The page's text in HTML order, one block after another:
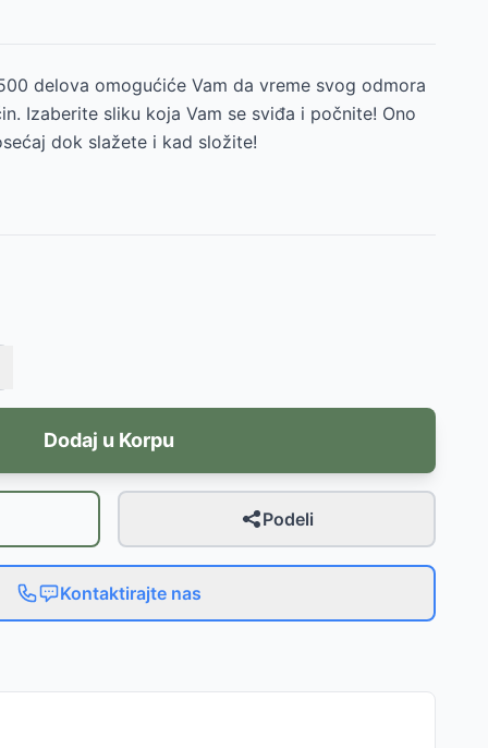
delova omogućiće Vam da vreme svog odmora
Izaberite sliku koja Vam se sviđa i počnite! Ono
dok slažete i kad složite!
Dodaj u Korpu
Podeli
Kontaktirajte nas